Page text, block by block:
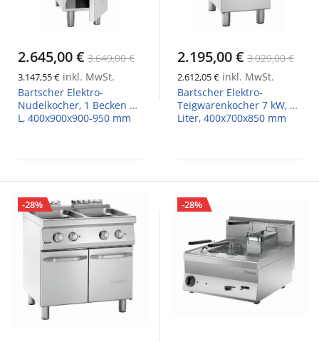
2.645,00 € 3.649,00 €
3.147,55 € inkl. MwSt.
Bartscher Elektro-
Nudelkocher, 1 Becken 40
L, 400x900x900-950 mm
2.195,00 € 3.029,00 €
2.612,05 € inkl. MwSt.
Bartscher Elektro-
Teigwarenkocher 7 kW, 24
Liter, 400x700x850 mm
-28% -28%